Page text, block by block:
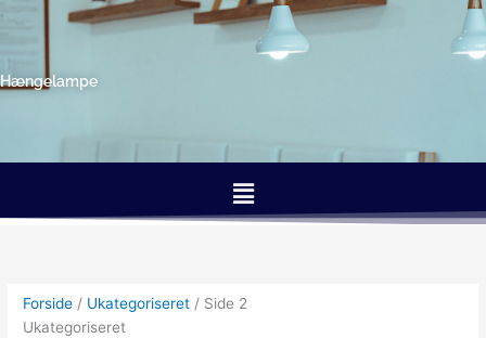
Hængelampe
Menu
Forside / Ukategoriseret / Side 2
Ukategoriseret